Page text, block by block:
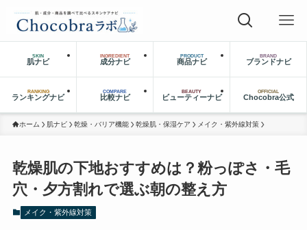
SKIN
肌ナビ
INGREDIENT
成分ナビ
PRODUCT
商品ナビ
BRAND
ブランドナビ
RANKING
ランキングナビ
COMPARE
比較ナビ
BEAUTY
ビューティーナビ
OFFICIAL
Chocobra公式
ホーム 肌ナビ 乾燥・バリア機能 乾燥肌・保湿ケア メイク・紫外線対策
乾燥肌の下地おすすめは？粉っぽさ・毛
穴・夕方割れで選ぶ朝の整え方
メイク・紫外線対策